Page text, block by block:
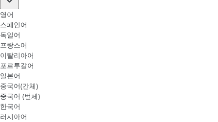
영어
스페인어
독일어
프랑스어
이탈리아어
포르투갈어
일본어
중국어(간체)
중국어 (번체)
한국어
러시아어